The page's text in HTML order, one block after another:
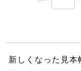
新しくなった見